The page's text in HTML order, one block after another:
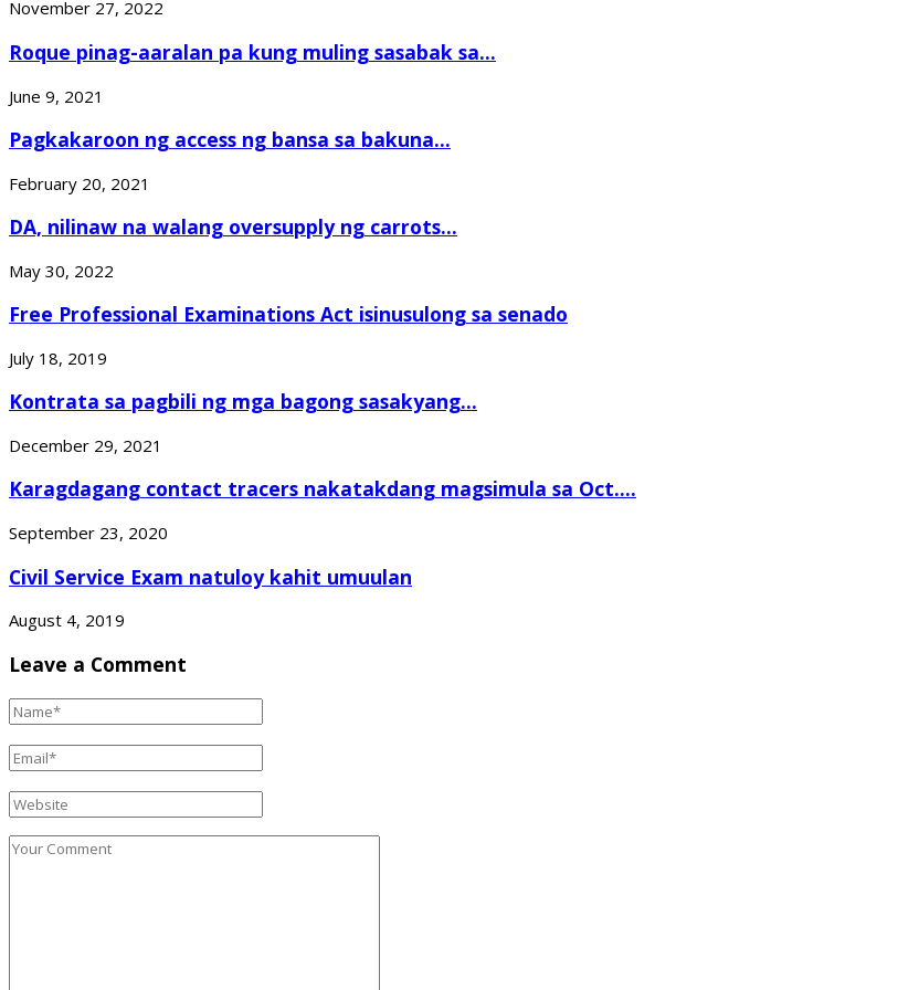
November 27, 2022
Roque pinag-aaralan pa kung muling sasabak sa...
June 9, 2021
Pagkakaroon ng access ng bansa sa bakuna...
February 20, 2021
DA, nilinaw na walang oversupply ng carrots...
May 30, 2022
Free Professional Examinations Act isinusulong sa senado
July 18, 2019
Kontrata sa pagbili ng mga bagong sasakyang...
December 29, 2021
Karagdagang contact tracers nakatakdang magsimula sa Oct....
September 23, 2020
Civil Service Exam natuloy kahit umuulan
August 4, 2019
Leave a Comment